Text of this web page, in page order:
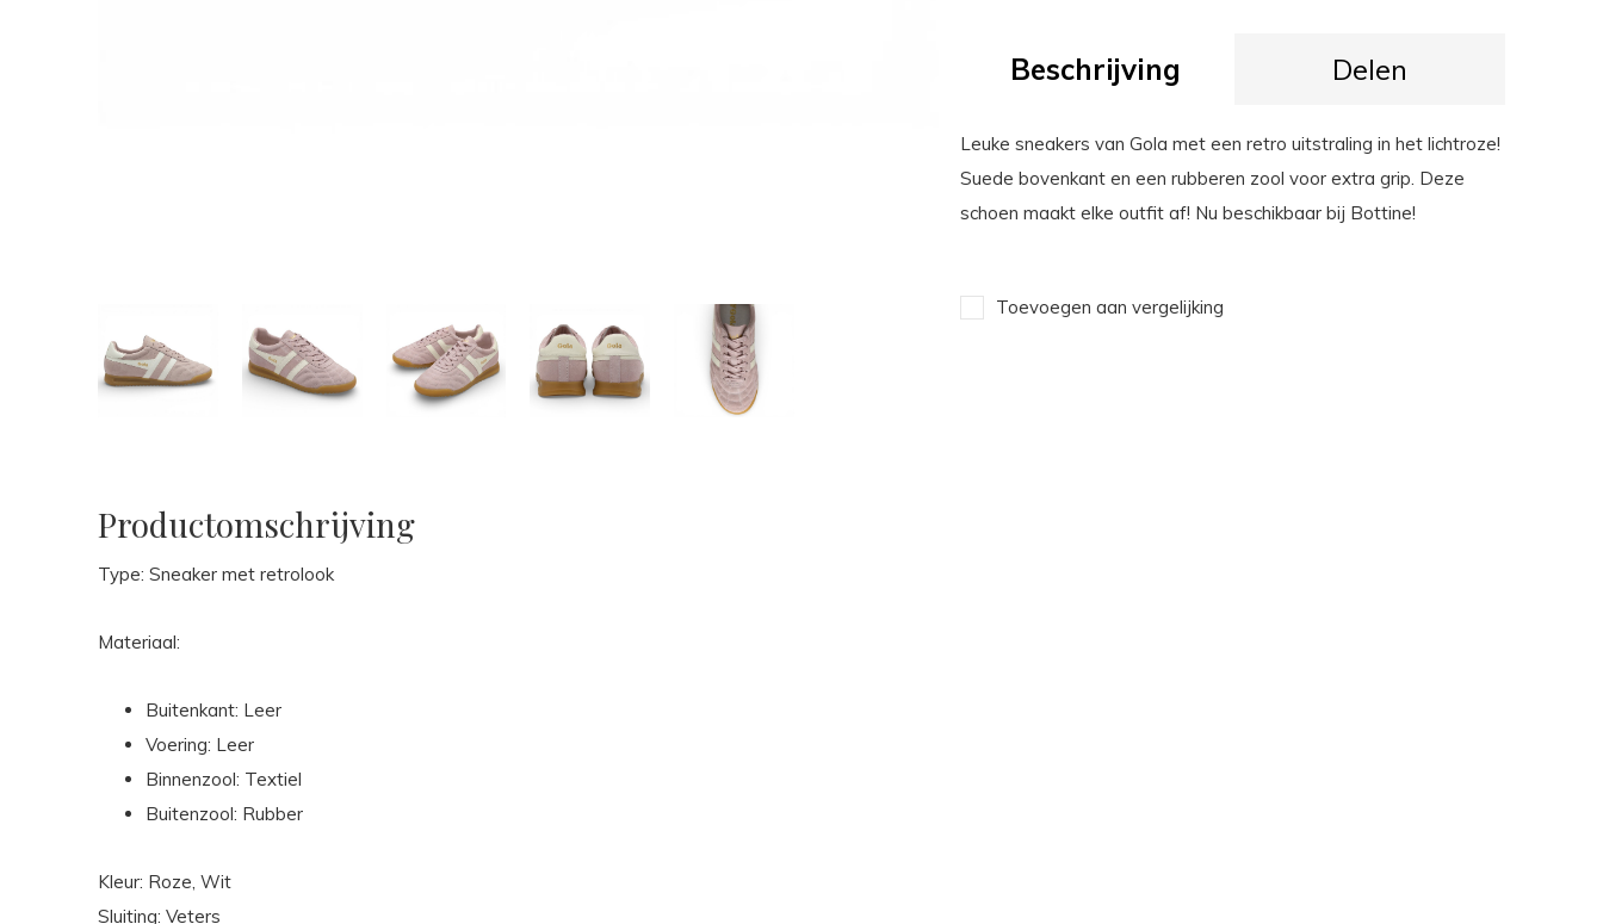
Beschrijving Delen
Leuke sneakers van Gola met een retro uitstraling in het lichtroze!
Suede bovenkant en een rubberen zool voor extra grip. Deze
schoen maakt elke outfit af! Nu beschikbaar bij Bottine!
Toevoegen aan vergelijking
Productomschrijving
Type: Sneaker met retrolook
Materiaal:
Buitenkant: Leer
Voering: Leer
Binnenzool: Textiel
Buitenzool: Rubber
Kleur: Roze, Wit
Sluiting: Veters